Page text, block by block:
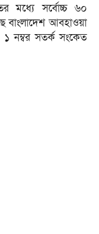
মধ্যে সর্বোচ্চ ৬০
বাংলাদেশ আবহাওয়া
নম্বর সতর্ক সংকেত